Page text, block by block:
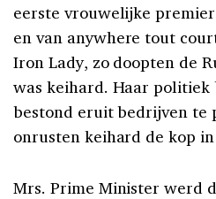
eerste vrouwelijke
en van anywhere tout
Iron Lady, zo doopten de
was keihard. Haar politiek
bestond eruit bedrijven te
onrusten keihard de kop
Mrs. Prime Minister werd